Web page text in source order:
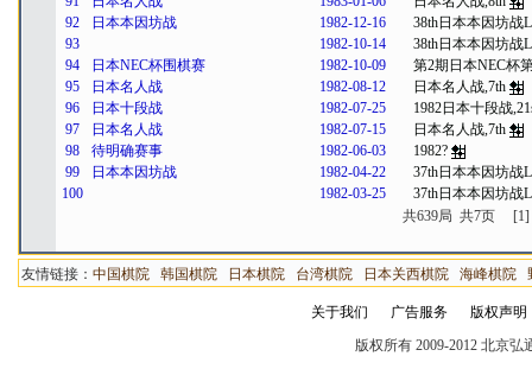
92
日本本因坊战 1982-12-16
38th日本本因坊战
93
1982-10-14
38th日本本因坊战
94
日本NEC杯围棋赛 1982-10-09
第2期日本NEC杯
95
日本名人战 1982-08-12
日本名人战,7th
96
日本十段战 1982-07-25
1982日本十段战
97
日本名人战 1982-07-15
日本名人战,7th
98
待明确赛事 1982-06-03
1982?
99
日本本因坊战 1982-04-22
37th日本本因坊战
100
1982-03-25
37th日本本因坊战
共639局 共7页 [1]
友情链接： 中国棋院 韩国棋院 日本棋院 台湾棋院 日本关西棋院 海峰棋院
关于我们 广告服务
版权声明
版权所有 2009-2012 北京